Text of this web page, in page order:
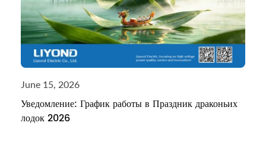
June 15, 2026
Уведомление: График работы в Праздник драконьих
лодок 2026